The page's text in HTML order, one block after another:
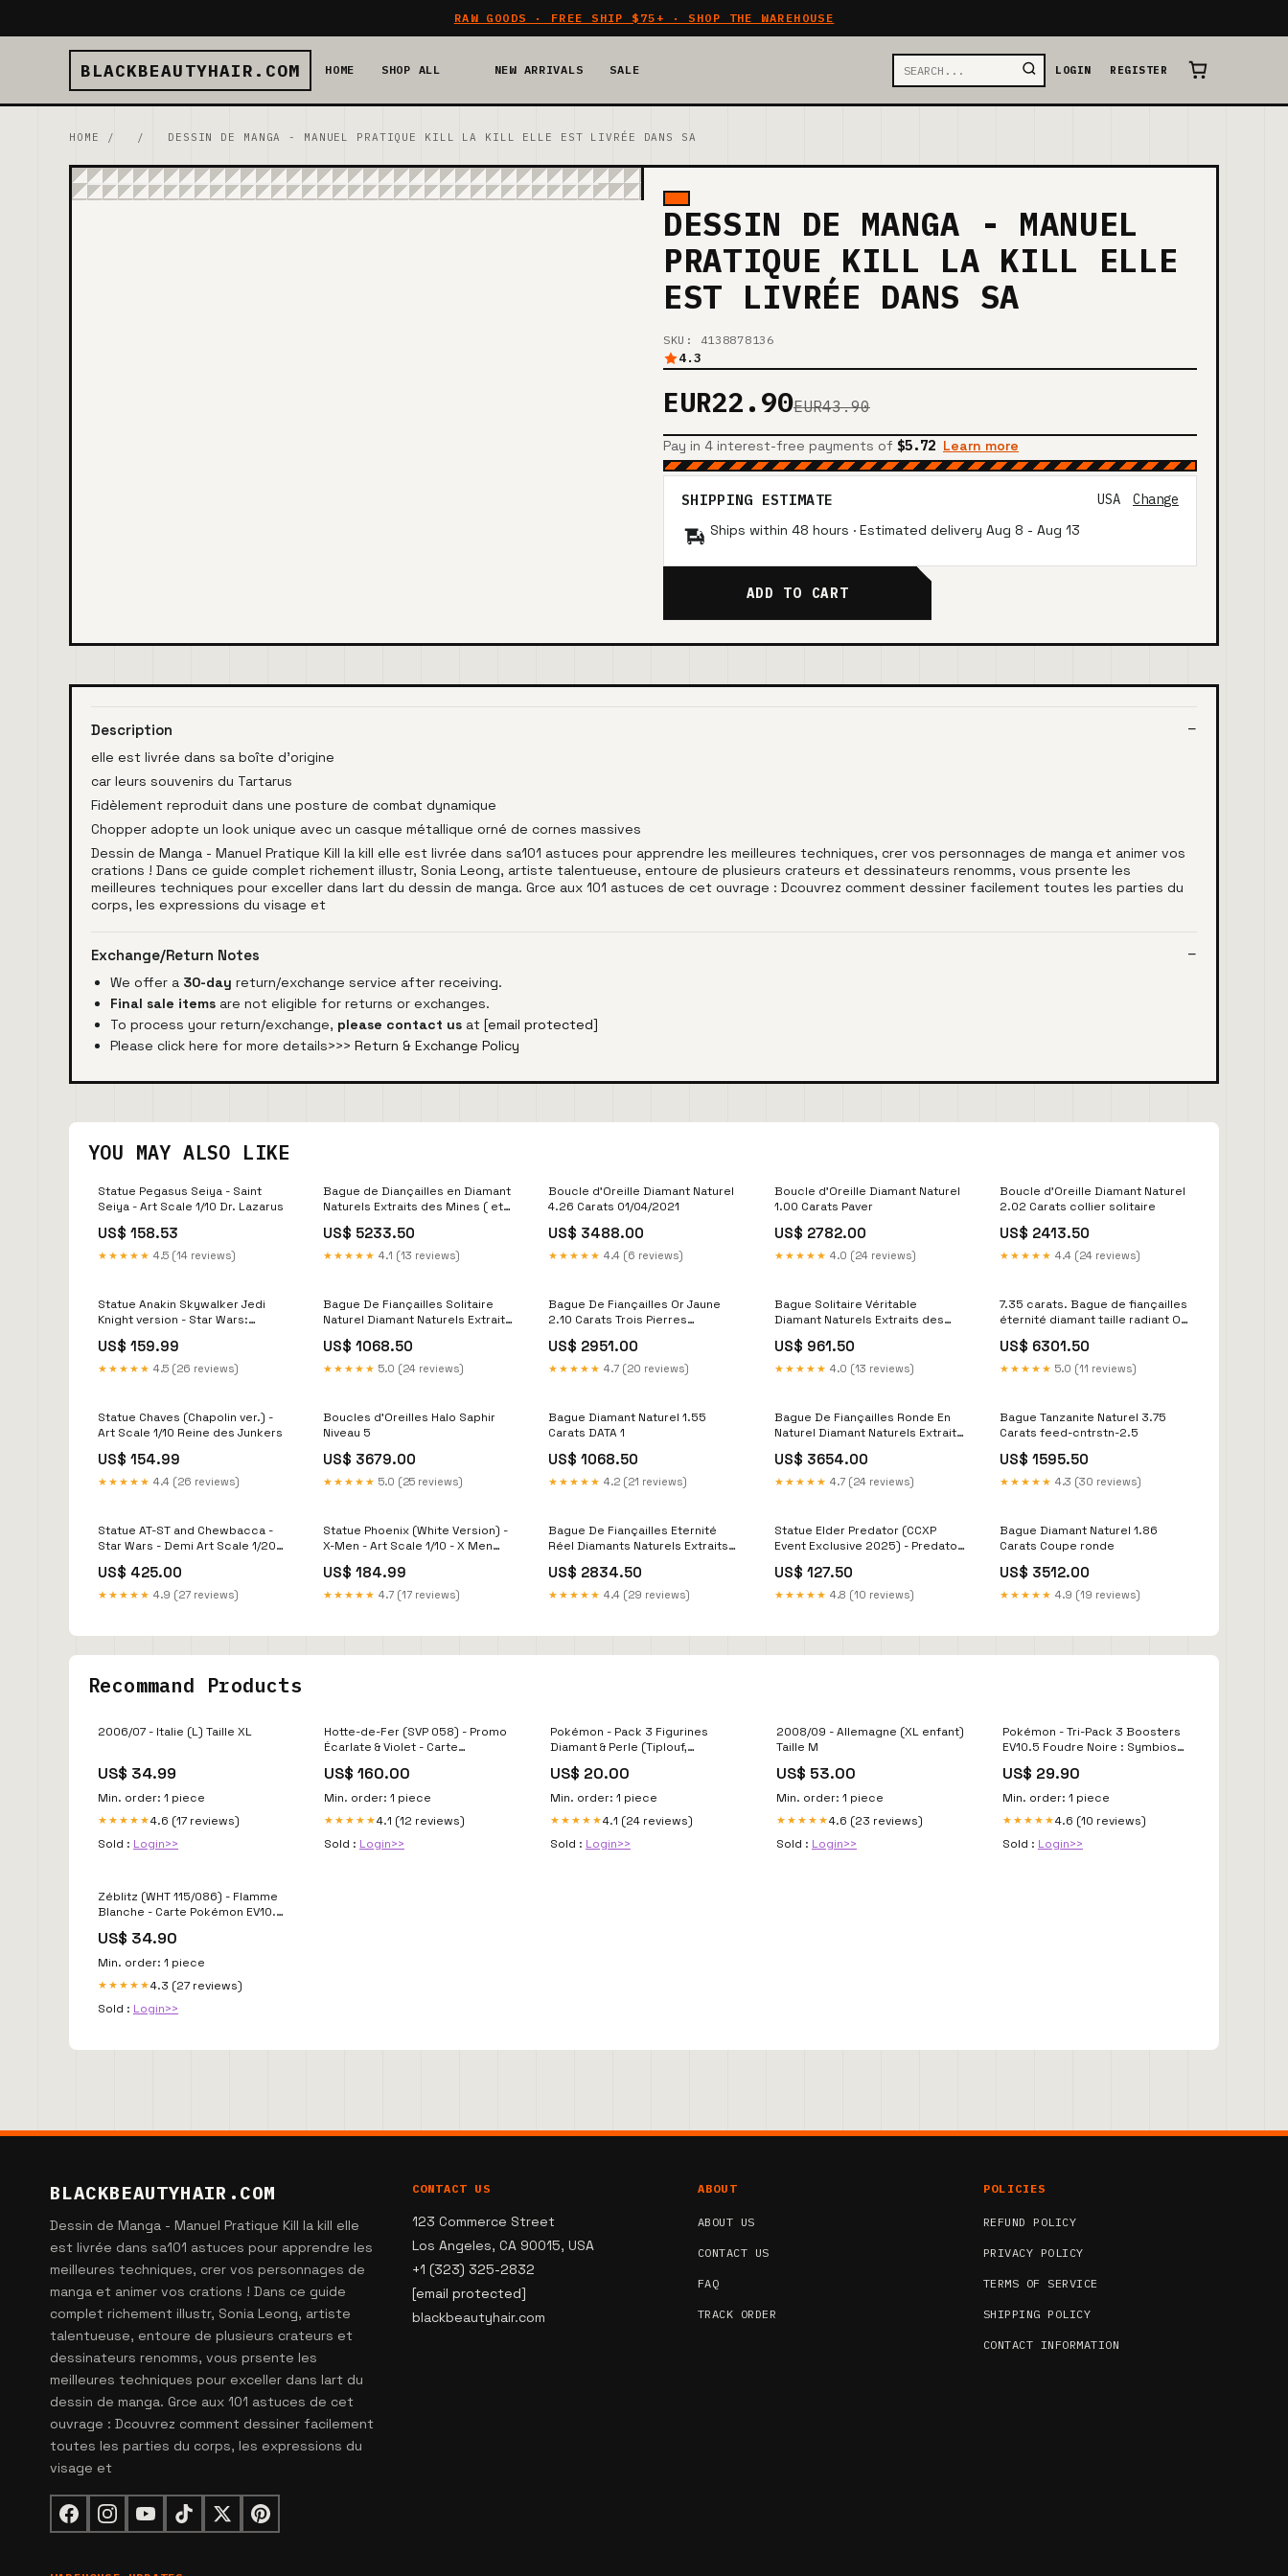
RAW GOODS · FREE SHIP $75+ · SHOP THE WAREHOUSE
BLACKBEAUTYHAIR.COM HOME SHOP ALL NEW ARRIVALS SALE LOGIN REGISTER
HOME / / DESSIN DE MANGA - MANUEL PRATIQUE KILL LA KILL ELLE EST LIVRÉE DANS SA
DESSIN DE MANGA - MANUEL
PRATIQUE KILL LA KILL ELLE
EST LIVRÉE DANS SA
SKU: 4138878136
4.3
EUR22.90EUR43.90
Pay in 4 interest-free payments of $5.72 Learn more
SHIPPING ESTIMATE USA
Change
Ships within 48 hours · Estimated delivery Aug 8 - Aug 13
ADD TO CART
Description
elle est livrée dans sa boîte d'origine
car leurs souvenirs du Tartarus
Fidèlement reproduit dans une posture de combat dynamique
Chopper adopte un look unique avec un casque métallique orné de cornes massives
Dessin de Manga - Manuel Pratique Kill la kill elle est livrée dans sa101 astuces pour apprendre les meilleures techniques, crer vos personnages de manga et animer vos
crations ! Dans ce guide complet richement illustr, Sonia Leong, artiste talentueuse, entoure de plusieurs crateurs et dessinateurs renomms, vous prsente les
meilleures techniques pour exceller dans lart du dessin de manga. Grce aux 101 astuces de cet ouvrage : Dcouvrez comment dessiner facilement toutes les parties du
corps, les expressions du visage et
Exchange/Return Notes
We offer a 30-day return/exchange service after receiving.
Final sale items are not eligible for returns or exchanges.
To process your return/exchange, please contact us at [email protected]
Please click here for more details>>> Return & Exchange Policy
YOU MAY ALSO LIKE
Statue Pegasus Seiya - Saint
Seiya - Art Scale 1/10 Dr. Lazarus
US$ 158.53
★★★★★ 4.5 (14 reviews)
Bague de Diançailles en Diamant
Naturels Extraits des Mines ( et
Marquise Taille 3.50 ct. GATAGP
US$ 5233.50
★★★★★ 4.1 (13 reviews)
Boucle d'Oreille Diamant Naturel
4.26 Carats 01/04/2021
US$ 3488.00
★★★★★ 4.4 (6 reviews)
Boucle d'Oreille Diamant Naturel
1.00 Carats Paver
US$ 2782.00
★★★★★ 4.0 (24 reviews)
Boucle d'Oreille Diamant Naturel
2.02 Carats collier solitaire
US$ 2413.50
★★★★★ 4.4 (24 reviews)
Statue Anakin Skywalker Jedi
Knight version - Star Wars:
The Mandalorian Role-play
US$ 159.99
★★★★★ 4.5 (26 reviews)
Bague De Fiançailles Solitaire
Naturel Diamant Naturels Extraits
laboratoire ) 0.75 Ct. Bijoux Or
Blanc collier de diamants
US$ 1068.50
★★★★★ 5.0 (24 reviews)
Bague De Fiançailles Or Jaune
2.10 Carats Trois Pierres
Extraits des Mines ( et non
cultivés en laboratoire ) vs1
US$ 2951.00
★★★★★ 4.7 (20 reviews)
Bague Solitaire Véritable
Diamant Naturels Extraits des
laboratoire ) 0.75 Ct. Bijoux
Neufs En Or Jaune Trillion
US$ 961.50
★★★★★ 4.0 (13 reviews)
7.35 carats. Bague de fiançailles
éternité diamant taille radiant Or
US$ 6301.50
★★★★★ 5.0 (11 reviews)
Statue Chaves (Chapolin ver.) -
Art Scale 1/10 Reine des Junkers
US$ 154.99
★★★★★ 4.4 (26 reviews)
Boucles d'Oreilles Halo Saphir
Niveau 5
US$ 3679.00
★★★★★ 5.0 (25 reviews)
Bague Diamant Naturel 1.55
Carats DATA 1
US$ 1068.50
★★★★★ 4.2 (21 reviews)
Bague De Fiançailles Ronde En
Naturel Diamant Naturels Extraits
laboratoire ) A Tige Européenne
Avec Accents WG 14K feed-
US$ 3654.00
★★★★★ 4.7 (24 reviews)
Bague Tanzanite Naturel 3.75
Carats feed-cntrstn-2.5
US$ 1595.50
★★★★★ 4.3 (30 reviews)
Statue AT-ST and Chewbacca -
Star Wars - Demi Art Scale 1/20
US$ 425.00
★★★★★ 4.9 (27 reviews)
Statue Phoenix (White Version) -
X-Men - Art Scale 1/10 - X Men
US$ 184.99
★★★★★ 4.7 (17 reviews)
Bague De Fiançailles Eternité
Réel Diamants Naturels Extraits
laboratoire ) 4 Carats Or Blanc
feed-cntrstn-1
US$ 2834.50
★★★★★ 4.4 (29 reviews)
Statue Elder Predator (CCXP
Event Exclusive 2025) - Predator
US$ 127.50
★★★★★ 4.8 (10 reviews)
Bague Diamant Naturel 1.86
Carats Coupe ronde
US$ 3512.00
★★★★★ 4.9 (19 reviews)
Recommand Products
2006/07 - Italie (L) Taille XL
US$ 34.99
Min. order: 1 piece
★★★★★4.6 (17 reviews)
Sold : Login>>
Hotte-de-Fer (SVP 058) - Promo
Écarlate & Violet - Carte
Temporelles
US$ 160.00
Min. order: 1 piece
★★★★★4.1 (12 reviews)
Sold : Login>>
Pokémon - Pack 3 Figurines
Diamant & Perle (Tiplouf,
Cardfight!! Vanguard
US$ 20.00
Min. order: 1 piece
★★★★★4.1 (24 reviews)
Sold : Login>>
2008/09 - Allemagne (XL enfant)
Taille M
US$ 53.00
Min. order: 1 piece
★★★★★4.6 (23 reviews)
Sold : Login>>
Pokémon - Tri-Pack 3 Boosters
EV10.5 Foudre Noire : Symbios
US$ 29.90
Min. order: 1 piece
★★★★★4.6 (10 reviews)
Sold : Login>>
Zéblitz (WHT 115/086) - Flamme
Blanche - Carte Pokémon EV10.5
US$ 34.90
Min. order: 1 piece
★★★★★4.3 (27 reviews)
Sold : Login>>
BLACKBEAUTYHAIR.COM
Dessin de Manga - Manuel Pratique Kill la kill elle
est livrée dans sa101 astuces pour apprendre les
meilleures techniques, crer vos personnages de
manga et animer vos crations ! Dans ce guide
complet richement illustr, Sonia Leong, artiste
talentueuse, entoure de plusieurs crateurs et
dessinateurs renomms, vous prsente les
meilleures techniques pour exceller dans lart du
dessin de manga. Grce aux 101 astuces de cet
ouvrage : Dcouvrez comment dessiner facilement
toutes les parties du corps, les expressions du
visage et
CONTACT US
123 Commerce Street
Los Angeles, CA 90015, USA
+1 (323) 325-2832
[email protected]
blackbeautyhair.com
ABOUT
ABOUT US
CONTACT US
FAQ
TRACK ORDER
POLICIES
REFUND POLICY
PRIVACY POLICY
TERMS OF SERVICE
SHIPPING POLICY
CONTACT INFORMATION